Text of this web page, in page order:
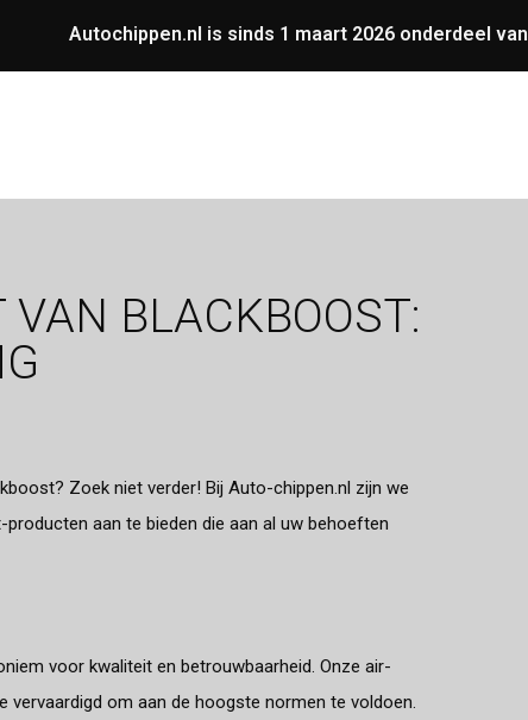
Autochippen.nl is sinds 1 maart 2026 onderdeel van
BLACKBOOST:
Zoek niet verder! Bij Auto-chippen.nl zijn we
aan te bieden die aan al uw behoeften
voor kwaliteit en betrouwbaarheid. Onze air-
om aan de hoogste normen te voldoen.